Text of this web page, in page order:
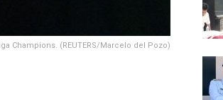
Champions. (REUTERS/Marcelo del Pozo)